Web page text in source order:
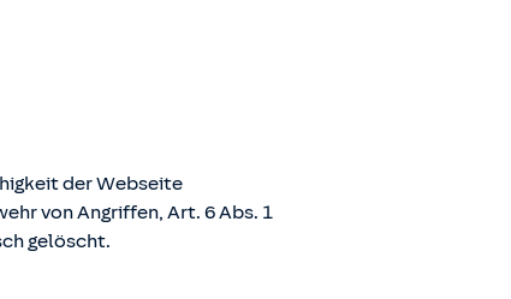
der Webseite
von Angriffen, Art. 6 Abs. 1
gelöscht.